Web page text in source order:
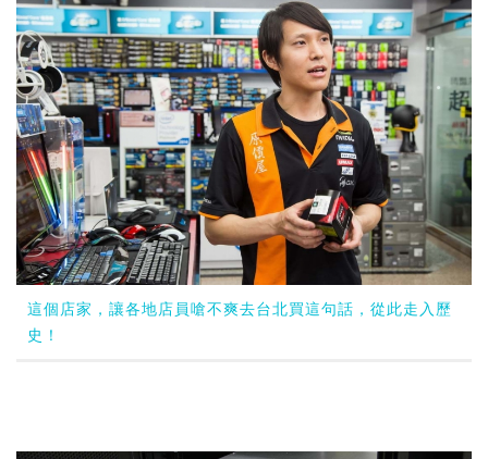
這個店家，讓各地店員嗆不爽去台北買這句話，從此走入歷
史！